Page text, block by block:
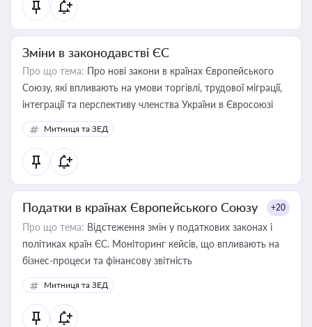
Зміни в законодавстві ЄС
Про що тема: Про нові закони в країнах Європейського
Союзу, які впливають на умови торгівлі, трудової міграції,
інтеграції та перспективу членства України в Євросоюзі
Митниця та ЗЕД
Податки в країнах Європейського Союзу +20
Про що тема: Відстеження змін у податкових законах і
політиках країн ЄС. Моніторинг кейсів, що впливають на
бізнес-процеси та фінансову звітність
Митниця та ЗЕД